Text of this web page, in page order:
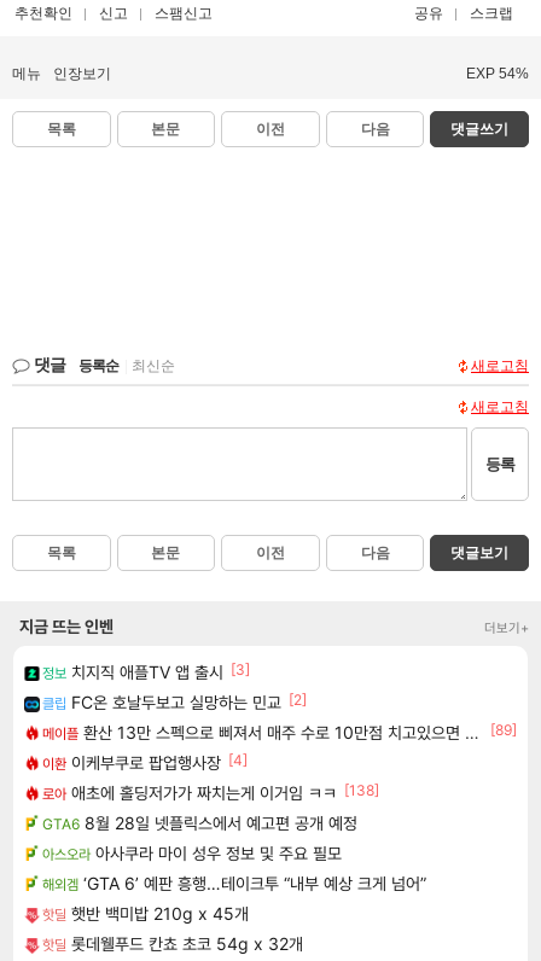
추천확인 신고 스팸신고 공유 스크랩
메뉴 인장보기 EXP 54%
목록 본문 이전 다음 댓글쓰기
댓글 등록순 최신순 새로고침
새로고침
등록
목록 본문 이전 다음 댓글보기
지금 뜨는 인벤 더보기+
정보 치지직 애플TV 앱 출시 [3]
클립 FC온 호날두보고 실망하는 민교 [2]
메이플 환산 13만 스펙으로 삐져서 매주 수로 10만점 치고있으면 ㅋㅋ
[89]
이환 이케부쿠로 팝업행사장 [4]
로아 애초에 홀딩저가가 짜치는게 이거임 ㅋㅋ
[138]
GTA6 8월 28일 넷플릭스에서 예고편 공개 예정
아스오라 아사쿠라 마이 성우 정보 및 주요 필모
해외겜 ‘GTA 6’ 예판 흥행…테이크투 “내부 예상 크게 넘어”
핫딜 햇반 백미밥 210g x 45개
핫딜 롯데웰푸드 칸쵸 초코 54g x 32개